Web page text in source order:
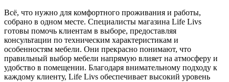
Всё, что нужно для комфортного проживания и работы,
собрано в одном месте. Специалисты магазина Life Livs
готовы помочь клиентам в выборе, предоставляя
консультации по техническим характеристикам и
особенностям мебели. Они прекрасно понимают, что
правильный выбор мебели напрямую влияет на атмосферу и
удобство в помещении. Благодаря внимательному подходу к
каждому клиенту, Life Livs обеспечивает высокий уровень